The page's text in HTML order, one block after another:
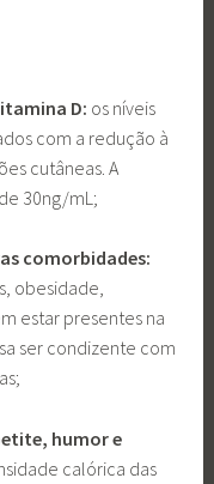
D: os níveis
com a redução à
cutâneas. A
30ng/mL;
comorbidades:
obesidade,
estar presentes na
ser condizente com
humor e
calórica das